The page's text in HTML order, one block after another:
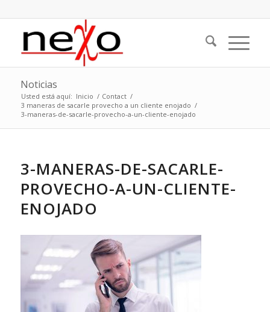
Noticias
Usted está aquí: Inicio / Contact /
3 maneras de sacarle provecho a un cliente enojado /
3-maneras-de-sacarle-provecho-a-un-cliente-enojado
3-MANERAS-DE-SACARLE-
PROVECHO-A-UN-CLIENTE-
ENOJADO